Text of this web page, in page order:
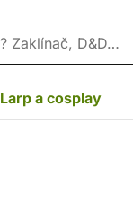
Larp a cosplay